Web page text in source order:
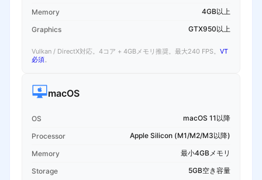
Memory 4GB以上
Graphics GTX950以上
Vulkan / DirectX対応。4コア + 4GBメモリ推奨。最大240 FPS。 VT
必須。
macOS
OS macOS 11以降
Processor Apple Silicon (M1/M2/M3以降)
Memory 最小4GBメモリ
Storage 5GB空き容量